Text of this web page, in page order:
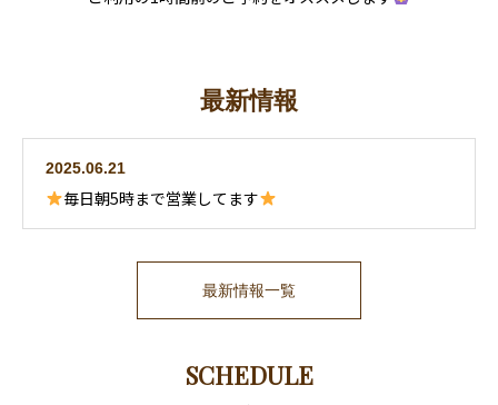
最新情報
2025.06.21
毎日朝5時まで営業してます
最新情報一覧
SCHEDULE